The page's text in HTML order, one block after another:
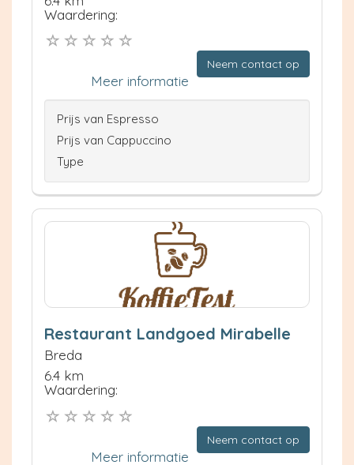
Waardering:
Neem contact op
Meer informatie
Prijs van Espresso
Prijs van Cappuccino
Type
Restaurant Landgoed Mirabelle
Breda
6.4 km
Waardering:
Neem contact op
Meer informatie